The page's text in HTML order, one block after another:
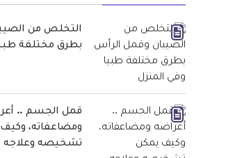
التخلص من
بطرق مختلفة
قمل الجسم ..
ومضاعفاته،
تشخيصه وعلاجه